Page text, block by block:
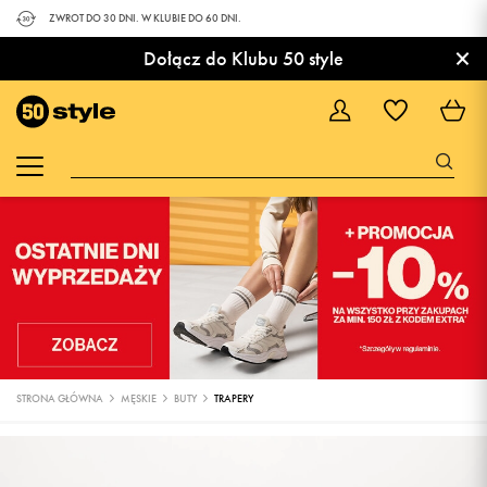
ZWROT DO 30 DNI. W KLUBIE DO 60 DNI.
Dołącz do Klubu 50 style ×
STRONA GŁÓWNA MĘSKIE BUTY TRAPERY